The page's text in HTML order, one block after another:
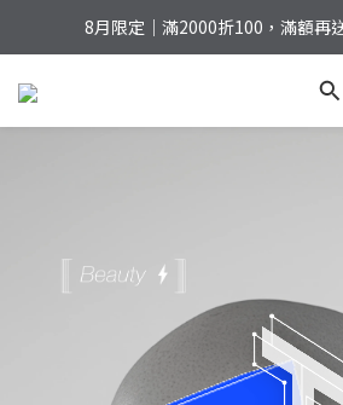
加入會員｜結帳立享 ７５折，首
8月限定｜滿2000折100，滿額再
加入會員｜結帳立享 ７５折，首購